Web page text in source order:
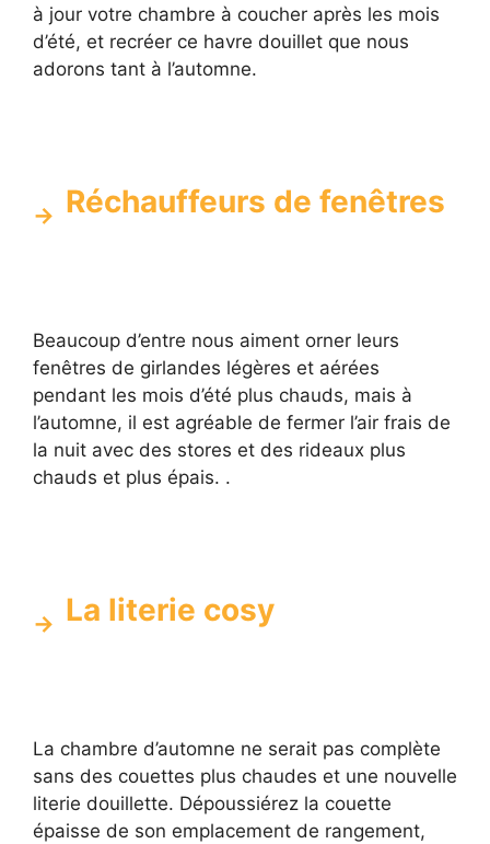
à jour votre chambre à coucher après les mois
d’été, et recréer ce havre douillet que nous
adorons tant à l’automne.
Réchauffeurs de fenêtres
Beaucoup d’entre nous aiment orner leurs
fenêtres de girlandes légères et aérées
pendant les mois d’été plus chauds, mais à
l’automne, il est agréable de fermer l’air frais de
la nuit avec des stores et des rideaux plus
chauds et plus épais. .
La literie cosy
La chambre d’automne ne serait pas complète
sans des couettes plus chaudes et une nouvelle
literie douillette. Dépoussiérez la couette
épaisse de son emplacement de rangement,